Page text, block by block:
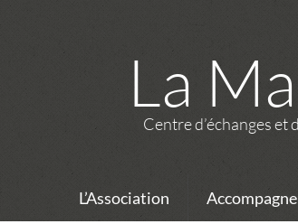
La
Centre d’échanges et
L’Association